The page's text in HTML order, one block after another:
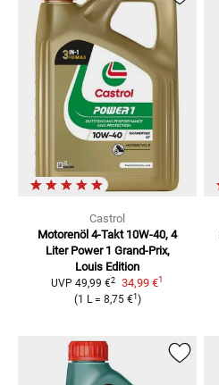
Castrol
Motorenöl 4-Takt 10W-40, 4
Liter Power 1 Grand-Prix,
Louis Edition
UVP 49,99 €2 34,99 €1
(1 L= 8,75 €1 )